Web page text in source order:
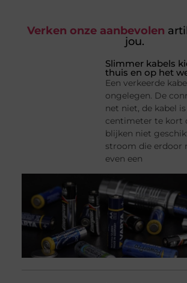
Verken onze aanbevolen
jou.
Slimmer kabels
thuis en op het
Een verkeerde
ongelegen. De
net niet, de kabel
centimeter te kort
blijken niet
stroom die erdoor
even een